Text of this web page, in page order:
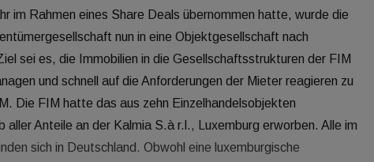
im Rahmen eines Share Deals übernommen hatte, wurde die
nun in eine Objektgesellschaft nach
sei es, die Immobilien in die Gesellschaftsstrukturen der FIM
und schnell auf die Anforderungen der Mieter reagieren zu
Die FIM hatte das aus zehn Einzelhandelsobjekten
aller Anteile an der Kalmia S.à r.l., Luxemburg erworben. Alle im
sich in Deutschland. Obwohl eine luxemburgische